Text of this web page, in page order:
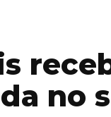
no